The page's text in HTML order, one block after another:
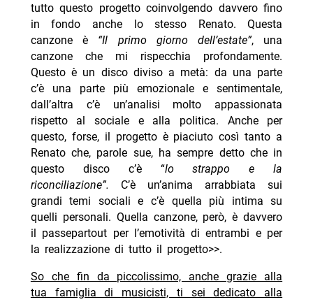
tutto questo progetto coinvolgendo davvero fino
in fondo anche lo stesso Renato. Questa
canzone è “Il primo giorno dell’estate”, una
canzone che mi rispecchia profondamente.
Questo è un disco diviso a metà: da una parte
c’è una parte più emozionale e sentimentale,
dall’altra c’è un’analisi molto appassionata
rispetto al sociale e alla politica. Anche per
questo, forse, il progetto è piaciuto così tanto a
Renato che, parole sue, ha sempre detto che in
questo disco c’è “lo strappo e la
riconciliazione”. C’è un’anima arrabbiata sui
grandi temi sociali e c’è quella più intima su
quelli personali. Quella canzone, però, è davvero
il passepartout per l’emotività di entrambi e per
la realizzazione di tutto il progetto>>.
So che fin da piccolissimo, anche grazie alla
tua famiglia di musicisti, ti sei dedicato alla